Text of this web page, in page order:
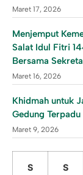
Maret 17, 2026
Menjemput
Salat Idul Fitri
Bersama
Maret 16, 2026
Khidmah untuk
Gedung
Maret 9, 2026
S S